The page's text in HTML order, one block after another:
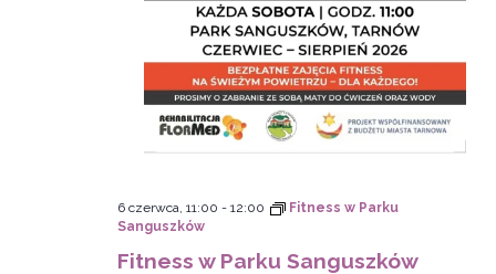
6 czerwca, 11:00 - 12:00
Fitness w Parku
Sanguszków
Fitness w Parku Sanguszków